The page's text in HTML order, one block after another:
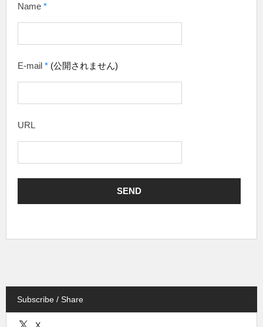
Name *
E-mail * (公開されません)
URL
Subscribe / Share